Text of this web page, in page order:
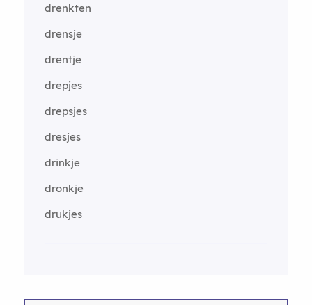
drenkten
drensje
drentje
drepjes
drepsjes
dresjes
drinkje
dronkje
drukjes